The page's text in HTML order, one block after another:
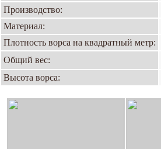
Производство:
Материал:
Плотность ворса на квадратный метр:
Общий вес:
Высота ворса: